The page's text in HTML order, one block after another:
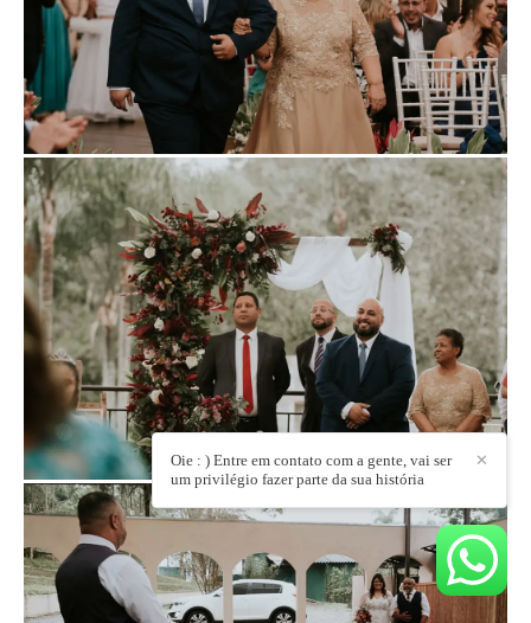
✕
Oie : ) Entre em contato com a gente, vai ser
um privilégio fazer parte da sua história